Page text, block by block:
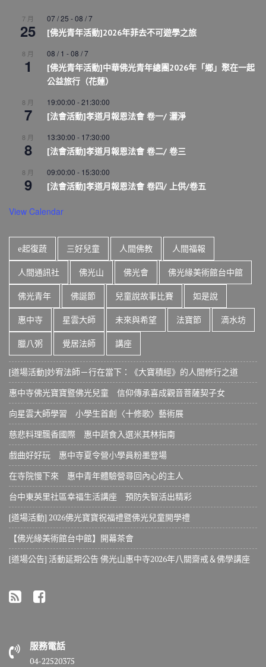
7 月
25
07 / 25 -08 / 7
[佛光青年活動]2026年菲去不可遊學之旅
8 月
1
08 / 1 -08 / 7
[佛光青年活動]中華佛光青年總團2026年「鄉」聚在一起
公益旅行（花蓮）
8 月
7
19:00:00 -21:30:00
[法會活動]孝道月報恩法會 卷一/ 灑淨
8 月
8
13:30:00 - 17:30:00
[法會活動]孝道月報恩法會 卷二/ 卷三
8 月
9
09:00:00 - 15:30:00
[法會活動]孝道月報恩法會 卷四/ 上供/卷五
View Calendar
e起復蔬 三好兒童 人間佛教 人間福報
人間通訊社 佛光山 佛光會 佛光緣美術館台中館
佛光青年 佛誕節 兒童說故事比賽 如是說
惠中寺 星雲大師 未來與希望 法寶節 滴水坊
臘八粥 覺居法師 講座
[道場活動]妙宥法師－行在當下：《大寶積經》的人間修行之道
惠中寺佛光寶寶暨佛光兒童 信仰傳承喜成觀音菩薩契子女
向星雲大師學習 小學生首創〈十修歌〉藝術展
慈悲料理飄香國際 惠中蔬食入選米其林指南
戲曲好好玩 惠中寺夏令營小學員粉墨登場
在寺院慢下來 惠中青年體驗營尋回內心的主人
台中東英里社區幸福生活講座 預防失智活出精彩
[道場活動] 2026佛光寶寶祝福禮暨佛光兒童開學禮
【佛光緣美術館台中館】開幕茶會
[道場公告] 活動延期公告 佛光山惠中寺2026年八關齋戒＆佛學講座
服務電話
04-22520375